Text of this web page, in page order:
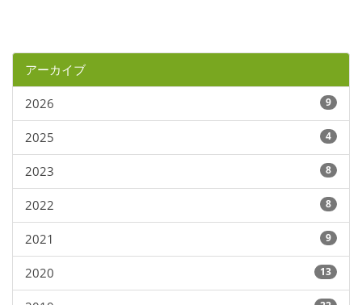
アーカイブ
2026 9
2025 4
2023 8
2022 8
2021 9
2020 13